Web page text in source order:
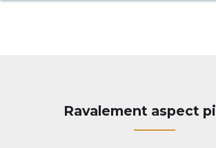
Ravalement aspect